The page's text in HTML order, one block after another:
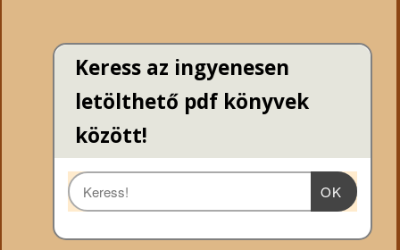
Keress az ingyenesen
letölthető pdf könyvek
között!
OK